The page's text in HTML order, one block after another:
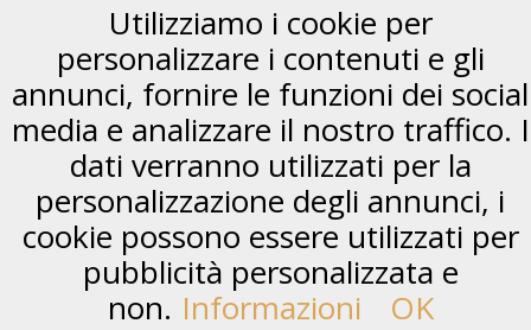
Utilizziamo i cookie per
personalizzare i contenuti e gli
annunci, fornire le funzioni dei social
media e analizzare il nostro traffico. I
dati verranno utilizzati per la
personalizzazione degli annunci, i
cookie possono essere utilizzati per
pubblicità personalizzata e
non. Informazioni OK